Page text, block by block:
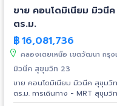
ขาย คอนโดมิเนียม มิว
ตร.ม.
฿16,081,736
คลองเตยเหนือ เขตวัฒนา กรุง
มิวนีค สุขุมวิท 23
ขาย คอนโดมิเนียม มิวนีค สุขุมวิท 23 1 ห้องนอน ชั้น 11 พื้นที่ใช้ส
ตร.ม. การเดินทาง - MRT สุขุมวิท - BTS อโศก - ARL มักกะสัน - รถไฟฟ้าสาย
สีส้ม สถานที่ใกล้เคียง - Terminal 21 - Singha Complex - Emporium -